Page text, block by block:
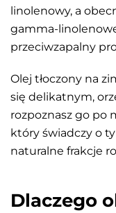
linolenowy, a
gamma-
przeciwzapalny
Olej tłoczony na
się delikatnym,
rozpoznasz go po
który świadczy o
naturalne frakcje
Dlaczego